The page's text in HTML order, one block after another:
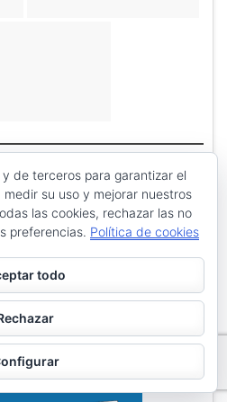
de terceros para garantizar el
su uso y mejorar nuestros
las cookies, rechazar las no
preferencias. Política de cookies
todo